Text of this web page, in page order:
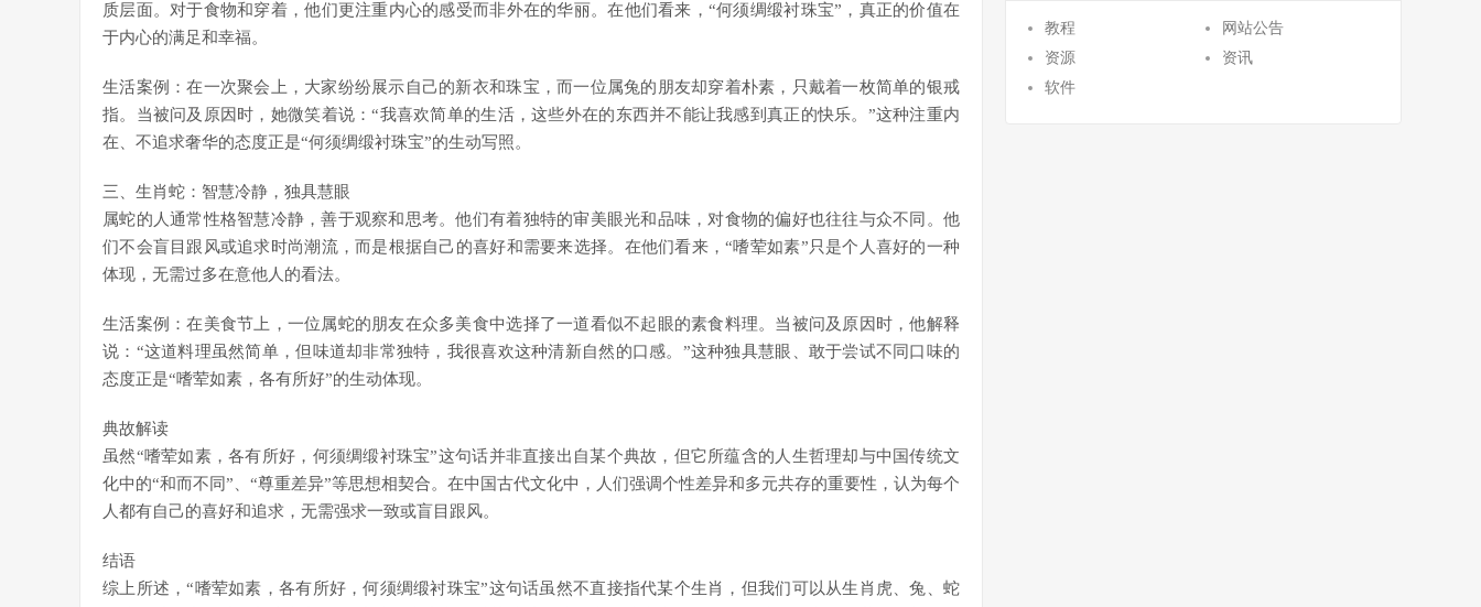
质层面。对于食物和穿着，他们更注重内心的感受而非外在的华丽。在他们看来，“何须绸缎衬珠宝”，真正的价值在
于内心的满足和幸福。
生活案例：在一次聚会上，大家纷纷展示自己的新衣和珠宝，而一位属兔的朋友却穿着朴素，只戴着一枚简单的银戒
指。当被问及原因时，她微笑着说：“我喜欢简单的生活，这些外在的东西并不能让我感到真正的快乐。”这种注重内
在、不追求奢华的态度正是“何须绸缎衬珠宝”的生动写照。
三、生肖蛇：智慧冷静，独具慧眼
属蛇的人通常性格智慧冷静，善于观察和思考。他们有着独特的审美眼光和品味，对食物的偏好也往往与众不同。他
们不会盲目跟风或追求时尚潮流，而是根据自己的喜好和需要来选择。在他们看来，“嗜荤如素”只是个人喜好的一种
体现，无需过多在意他人的看法。
生活案例：在美食节上，一位属蛇的朋友在众多美食中选择了一道看似不起眼的素食料理。当被问及原因时，他解释
说：“这道料理虽然简单，但味道却非常独特，我很喜欢这种清新自然的口感。”这种独具慧眼、敢于尝试不同口味的
态度正是“嗜荤如素，各有所好”的生动体现。
典故解读
虽然“嗜荤如素，各有所好，何须绸缎衬珠宝”这句话并非直接出自某个典故，但它所蕴含的人生哲理却与中国传统文
化中的“和而不同”、“尊重差异”等思想相契合。在中国古代文化中，人们强调个性差异和多元共存的重要性，认为每个
人都有自己的喜好和追求，无需强求一致或盲目跟风。
结语
综上所述，“嗜荤如素，各有所好，何须绸缎衬珠宝”这句话虽然不直接指代某个生肖，但我们可以从生肖虎、兔、蛇
教程
网站公告
资源
资讯
软件